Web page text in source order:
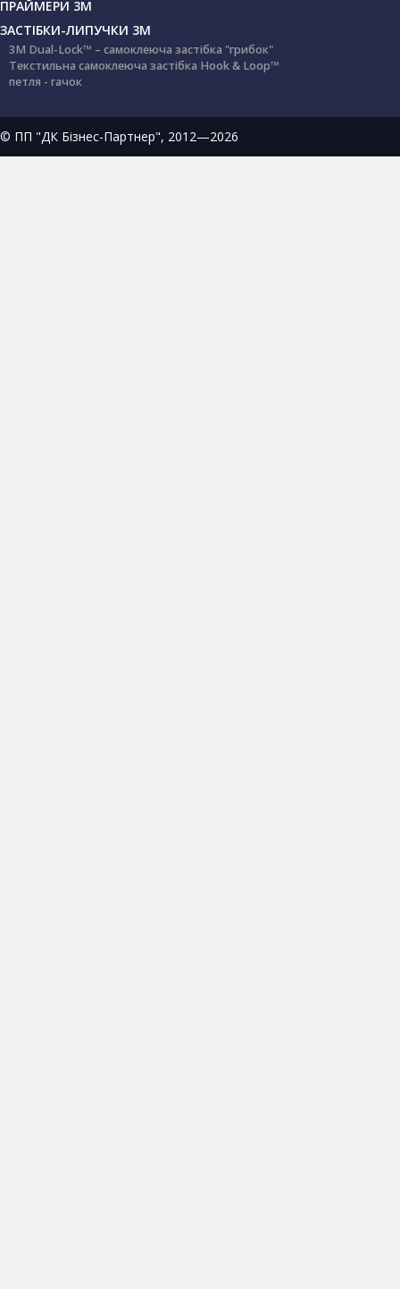
ПРАЙМЕРИ 3М
ЗАСТІБКИ-ЛИПУЧКИ 3М
3M Dual-Lock™ – самоклеюча застібка "грибок"
Текстильна самоклеюча застібка Hook & Loop™
петля - гачок
© ПП "ДК Бізнес-Партнер", 2012—2026